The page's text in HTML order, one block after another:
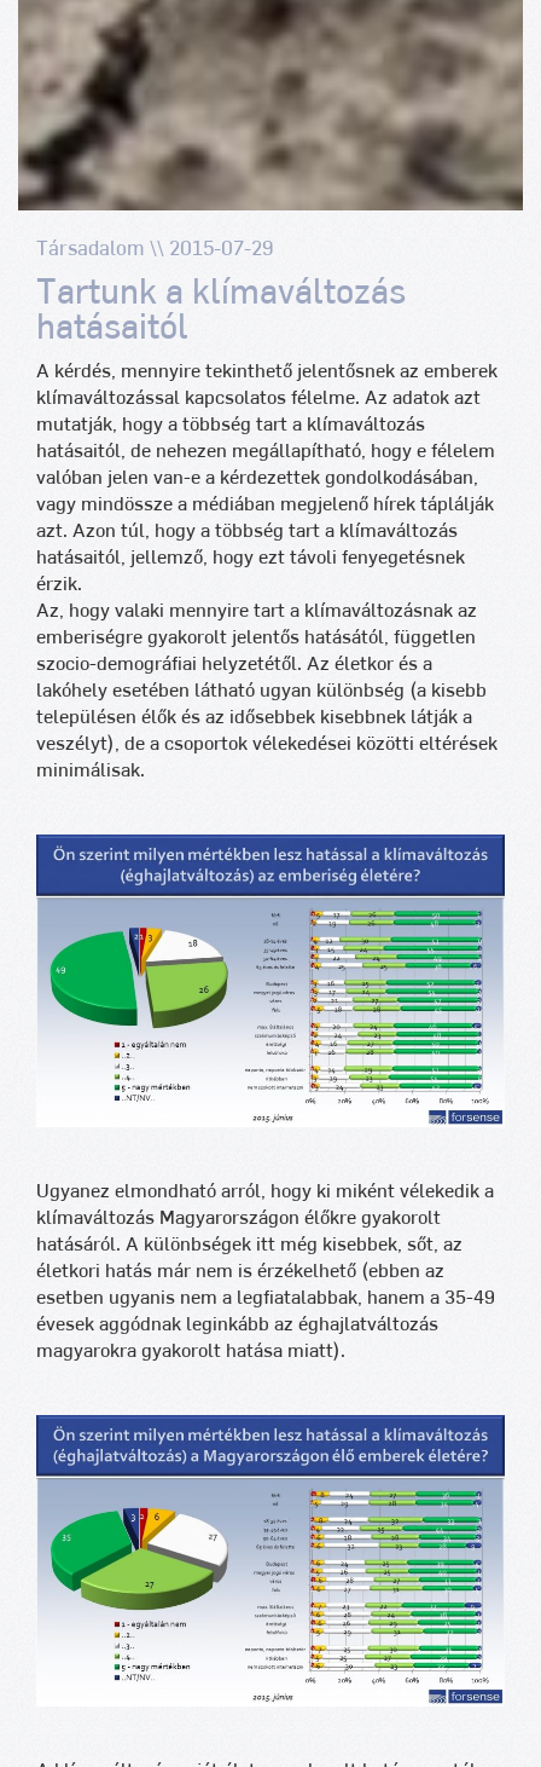
Társadalom \\ 2015-07-29
Tartunk a klímaváltozás
hatásaitól
A kérdés, mennyire tekinthető jelentősnek az emberek
klímaváltozással kapcsolatos félelme. Az adatok azt
mutatják, hogy a többség tart a klímaváltozás
hatásaitól, de nehezen megállapítható, hogy e félelem
valóban jelen van-e a kérdezettek gondolkodásában,
vagy mindössze a médiában megjelenő hírek táplálják
azt. Azon túl, hogy a többség tart a klímaváltozás
hatásaitól, jellemző, hogy ezt távoli fenyegetésnek
érzik.
Az, hogy valaki mennyire tart a klímaváltozásnak az
emberiségre gyakorolt jelentős hatásától, független
szocio-demográfiai helyzetétől. Az életkor és a
lakóhely esetében látható ugyan különbség (a kisebb
településen élők és az idősebbek kisebbnek látják a
veszélyt), de a csoportok vélekedései közötti eltérések
minimálisak.
Ugyanez elmondható arról, hogy ki miként vélekedik a
klímaváltozás Magyarországon élőkre gyakorolt
hatásáról. A különbségek itt még kisebbek, sőt, az
életkori hatás már nem is érzékelhető (ebben az
esetben ugyanis nem a legfiatalabbak, hanem a 35-49
évesek aggódnak leginkább az éghajlatváltozás
magyarokra gyakorolt hatása miatt).